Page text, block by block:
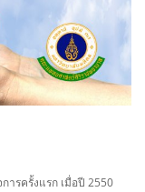
ารครั้งแรก เมื่อปี 2550